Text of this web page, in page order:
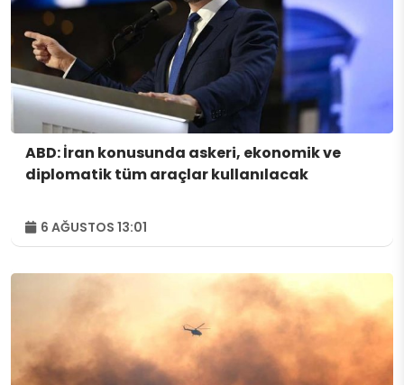
ABD: İran konusunda askeri, ekonomik ve
diplomatik tüm araçlar kullanılacak
6 AĞUSTOS 13:01